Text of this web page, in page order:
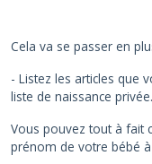
Cela va se passer en
- Listez les articles que
liste de naissance privée.
Vous pouvez tout à fait
prénom de votre bébé